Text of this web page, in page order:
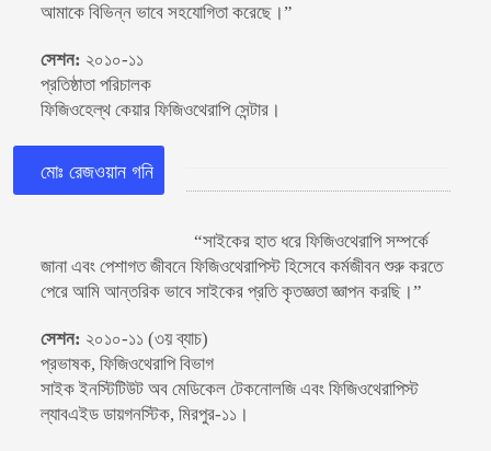
আমাকে বিভিন্ন ভাবে সহযোগিতা করেছে।”
সেশন: ২০১০-১১
প্রতিষ্ঠাতা পরিচালক
ফিজিওহেল্থ কেয়ার ফিজিওথেরাপি সেন্টার।
মোঃ রেজওয়ান গনি
“সাইকের হাত ধরে ফিজিওথেরাপি সম্পর্কে
জানা এবং পেশাগত জীবনে ফিজিওথেরাপিস্ট হিসেবে কর্মজীবন শুরু করতে
পেরে আমি আন্তরিক ভাবে সাইকের প্রতি কৃতজ্ঞতা জ্ঞাপন করছি।”
সেশন: ২০১০-১১ (৩য় ব্যাচ)
প্রভাষক, ফিজিওথেরাপি বিভাগ
সাইক ইনস্টিটিউট অব মেডিকেল টেকনোলজি এবং ফিজিওথেরাপিস্ট
ল্যাবএইড ডায়গনস্টিক, মিরপুর-১১।